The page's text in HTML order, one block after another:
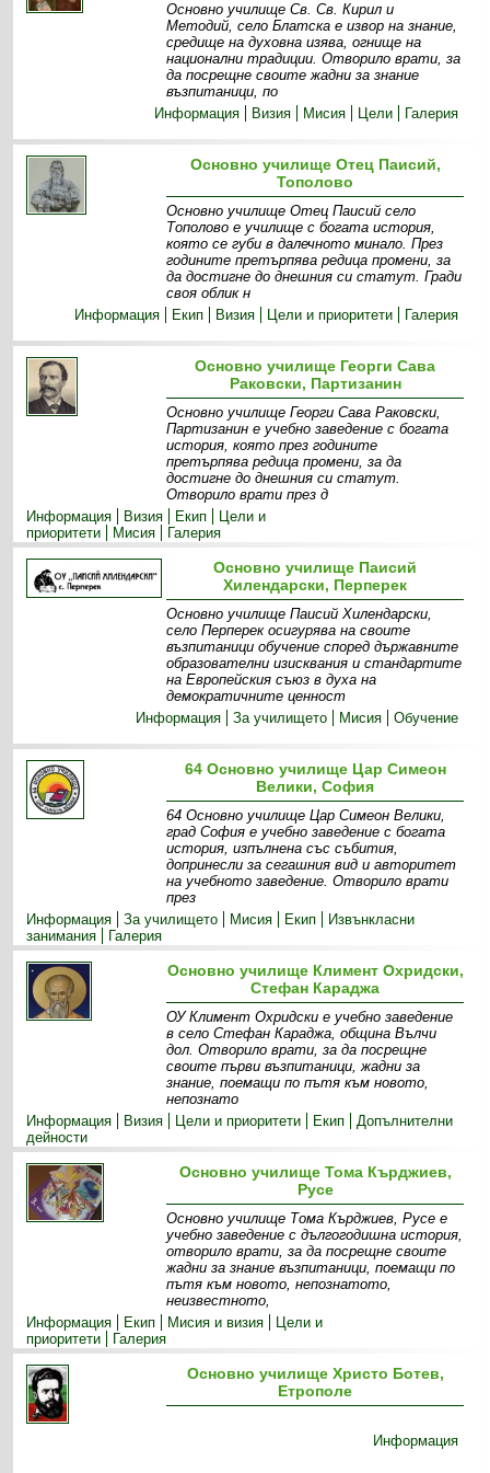
Основно училище Св. Св. Кирил и
Методий, село Блатска е извор на знание,
средище на духовна изява, огнище на
национални традиции. Отворило врати, за
да посрещне своите жадни за знание
възпитаници, по
Информация
Визия Мисия Цели Галерия
Основно училище Отец Паисий,
Тополово
Основно училище Отец Паисий село
Тополово е училище с богата история,
която се губи в далечното минало. През
годините претърпява редица промени, за
да достигне до днешния си статут. Гради
своя облик н
Информация
Екип Визия Цели и приоритети Галерия
Основно училище Георги Сава
Раковски, Партизанин
Основно училище Георги Сава Раковски,
Партизанин е учебно заведение с богата
история, която през годините
претърпява редица промени, за да
достигне до днешния си статут.
Отворило врати през д
Информация
Визия Екип
Цели и
приоритети
Мисия Галерия
Основно училище Паисий
Хилендарски, Перперек
Основно училище Паисий Хилендарски,
село Перперек осигурява на своите
възпитаници обучение според държавните
образователни изисквания и стандартите
на Европейския съюз в духа на
демократичните ценност
Информация
За училището Мисия Обучение
64 Основно училище Цар Симеон
Велики, София
64 Основно училище Цар Симеон Велики,
град София е учебно заведение с богата
история, изпълнена със събития,
допринесли за сегашния вид и авторитет
на учебното заведение. Отворило врати
през
Информация
За училището Мисия Екип
Извънкласни
занимания
Галерия
Основно училище Климент Охридски,
Стефан Караджа
ОУ Климент Охридски е учебно заведение
в село Стефан Караджа, община Вълчи
дол. Отворило врати, за да посрещне
своите първи възпитаници, жадни за
знание, поемащи по пътя към новото,
непознато
Информация
Визия Цели и приоритети Екип
Допълнителни
дейности
Основно училище Тома Кърджиев,
Русе
Основно училище Тома Кърджиев, Русе е
учебно заведение с дългогодишна история,
отворило врати, за да посрещне своите
жадни за знание възпитаници, поемащи по
пътя към новото, непознатото,
неизвестното,
Информация
Екип Мисия и визия
Цели и
приоритети
Галерия
Основно училище Христо Ботев,
Етрополе
Информация